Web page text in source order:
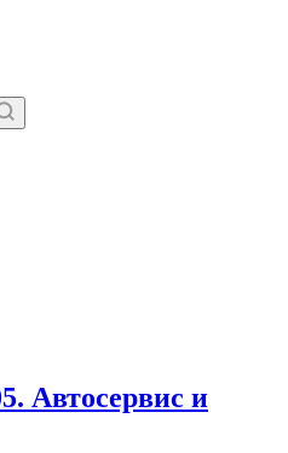
Автосервис и